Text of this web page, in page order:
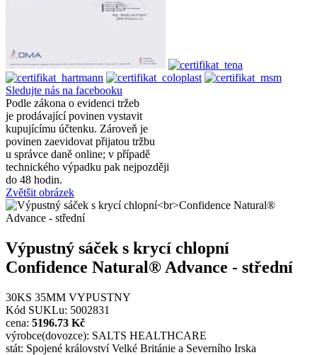
Sledujte nás na facebooku
Podle zákona o evidenci tržeb
je prodávající povinen vystavit
kupujícímu účtenku. Zároveň je
povinen zaevidovat přijatou tržbu
u správce daně online; v případě
technického výpadku pak nejpozději
do 48 hodin.
Zvětšit obrázek
Výpustný sáček s krycí chlopní
Confidence Natural® Advance - střední
30KS 35MM VYPUSTNY
Kód SUKLu: 5002831
cena: 5196.73 Kč
výrobce(dovozce): SALTS HEALTHCARE
stát: Spojené království Velké Británie a Severního Irska